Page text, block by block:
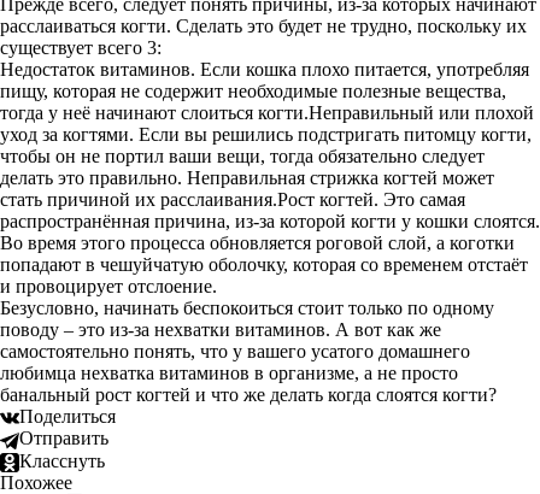
Прежде всего, следует понять причины, из-за которых начинают
расслаиваться когти. Сделать это будет не трудно, поскольку их
существует всего 3:
Недостаток витаминов. Если кошка плохо питается, употребляя
пищу, которая не содержит необходимые полезные вещества,
тогда у неё начинают слоиться когти.Неправильный или плохой
уход за когтями. Если вы решились подстригать питомцу когти,
чтобы он не портил ваши вещи, тогда обязательно следует
делать это правильно. Неправильная стрижка когтей может
стать причиной их расслаивания.Рост когтей. Это самая
распространённая причина, из-за которой когти у кошки слоятся.
Во время этого процесса обновляется роговой слой, а коготки
попадают в чешуйчатую оболочку, которая со временем отстаёт
и провоцирует отслоение.
Безусловно, начинать беспокоиться стоит только по одному
поводу – это из-за нехватки витаминов. А вот как же
самостоятельно понять, что у вашего усатого домашнего
любимца нехватка витаминов в организме, а не просто
банальный рост когтей и что же делать когда слоятся когти?
Поделиться
Отправить
Класснуть
Похожее